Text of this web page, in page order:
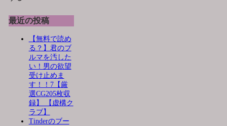
最近の投稿
【無料で読め
る？】君のブ
ルマを汚した
い！男の欲望
受け止めま
す！！7【厳
選CG205枚収
録】 【虚構ク
ラブ】
Tinderのブー